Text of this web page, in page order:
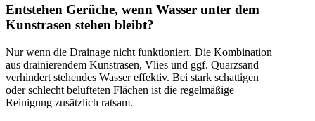
Entstehen Gerüche, wenn Wasser unter dem
Kunstrasen stehen bleibt?
Nur wenn die Drainage nicht funktioniert. Die Kombination
aus drainierendem Kunstrasen, Vlies und ggf. Quarzsand
verhindert stehendes Wasser effektiv. Bei stark schattigen
oder schlecht belüfteten Flächen ist die regelmäßige
Reinigung zusätzlich ratsam.